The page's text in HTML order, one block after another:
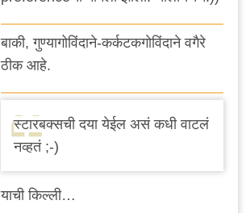
बाकी, गुण्यागोविंदाने-कर्कटकगोविंदाने वगैरे
ठीक आहे.
स्टारबक्सची दया येईल असं कधी वाटलं
नव्हतं ;-)
याची किल्ली…